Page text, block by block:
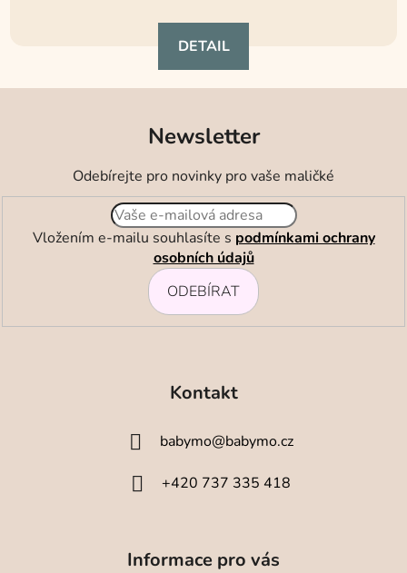
je
5,0
z
hvězdiček.
DETAIL
Newsletter
Odebírejte pro novinky pro vaše maličké
Vložením e-mailu souhlasíte s podmínkami ochrany
osobních údajů
ODEBÍRAT
Kontakt
babymo@babymo.cz
+420 737 335 418
Informace pro vás